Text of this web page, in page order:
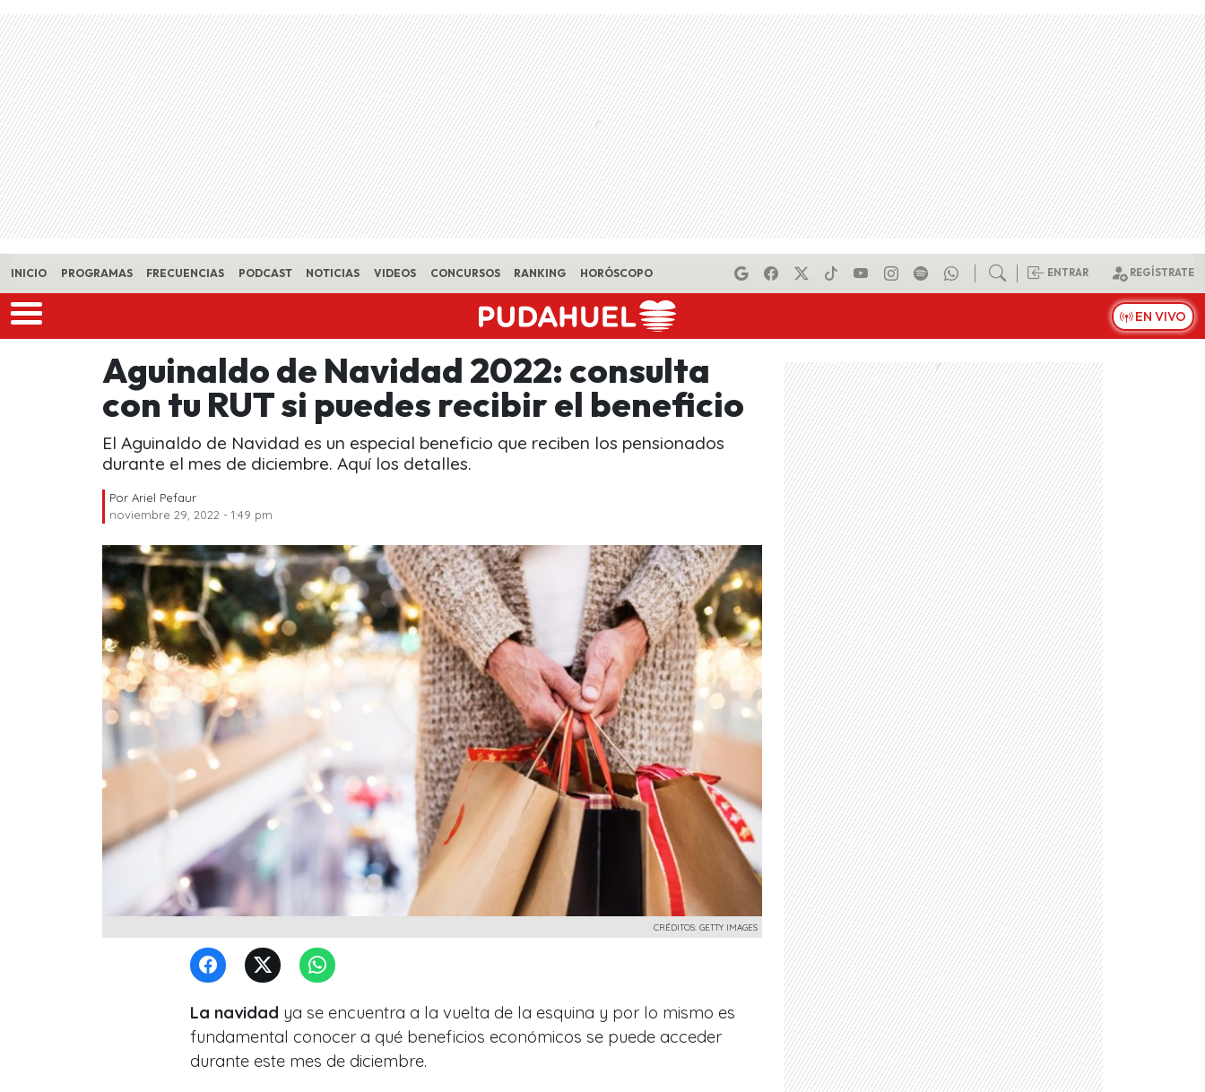
Skip to main content
INICIO PROGRAMAS FRECUENCIAS PODCAST NOTICIAS VIDEOS CONCURSOS RANKING HORÓSCOPO ENTRAR REGÍSTRATE
EN VIVO
Aguinaldo de Navidad 2022: consulta
con tu RUT si puedes recibir el beneficio
El Aguinaldo de Navidad es un especial beneficio que reciben los pensionados
durante el mes de diciembre. Aquí los detalles.
Por Ariel Pefaur
noviembre 29, 2022 - 1:49 pm
CRÉDITOS: GETTY IMAGES
La navidad ya se encuentra a la vuelta de la esquina y por lo mismo es
fundamental conocer a qué beneficios económicos se puede acceder
durante este mes de diciembre.